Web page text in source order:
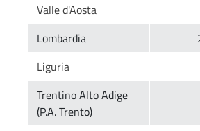
Trentino Alto Adige